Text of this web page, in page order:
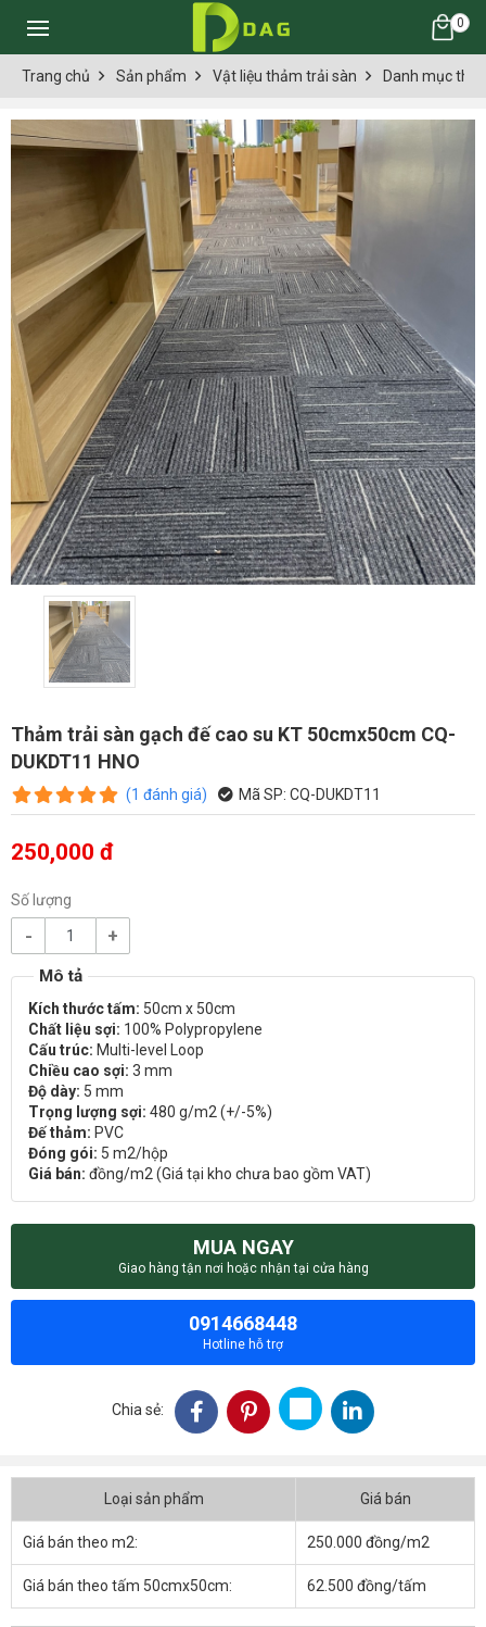
0
Trang chủ Sản phẩm Vật liệu thảm trải sàn Danh mục
Thảm trải sàn gạch đế cao su KT 50cmx50cm CQ-
DUKDT11 HNO
(1 đánh giá) Mã SP: CQ-DUKDT11
250,000 đ
Số lượng
- +
Kích thước tấm: 50cm x 50cm
Chất liệu sợi: 100% Polypropylene
Cấu trúc: Multi-level Loop
Chiều cao sợi: 3 mm
Độ dày: 5 mm
Trọng lượng sợi: 480 g/m2 (+/-5%)
Đế thảm: PVC
Đóng gói: 5 m2/hộp
Giá bán: đồng/m2 (Giá tại kho chưa bao gồm VAT)
MUA NGAY
Giao hàng tận nơi hoặc nhận tại cửa hàng
0914668448
Hotline hỗ trợ
Chia sẻ:
Loại sản phẩm Giá bán
Giá bán theo m2: 250.000 đồng/m2
Giá bán theo tấm 50cmx50cm: 62.500 đồng/tấm